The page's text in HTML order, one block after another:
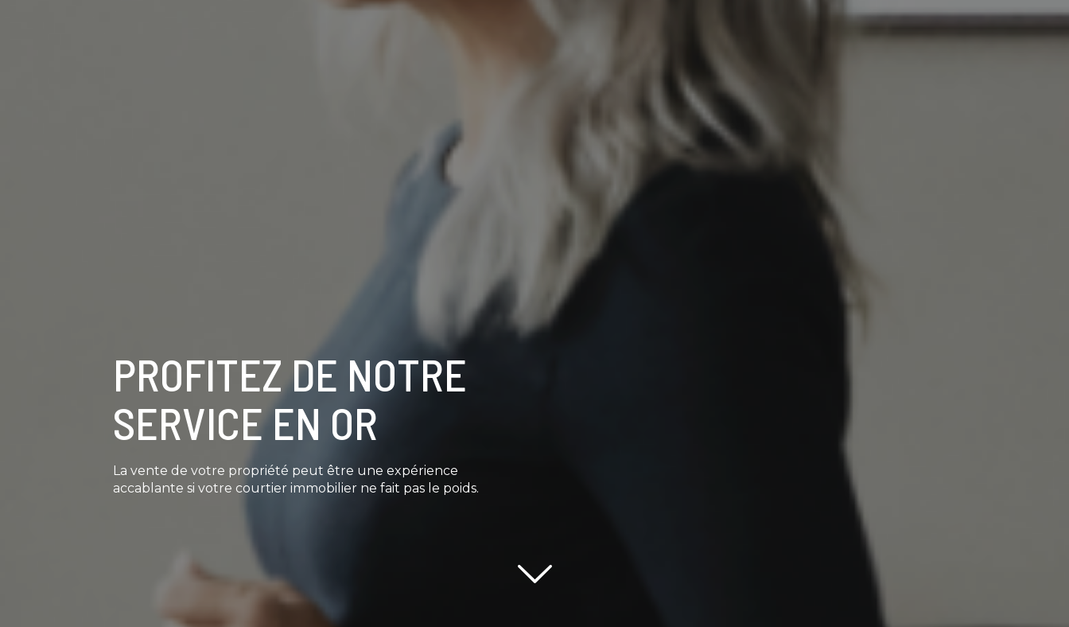
PROFITEZ DE NOTRE
SERVICE EN OR
La vente de votre propriété peut être une expérience
accablante si votre courtier immobilier ne fait pas le poids.